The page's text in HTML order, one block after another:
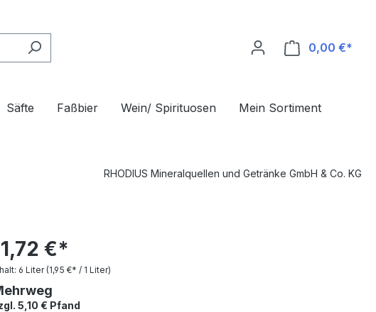
0,00 €*
Säfte Faßbier Wein/ Spirituosen Mein Sortiment
RHODIUS Mineralquellen und Getränke GmbH & Co. KG
€*
6 Liter (1,95 €* / 1 Liter)
5,10 € Pfand